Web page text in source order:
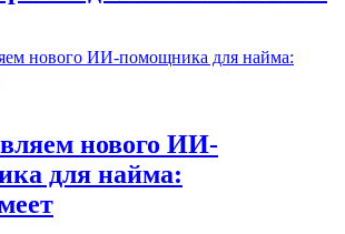
нового ИИ-
для найма: